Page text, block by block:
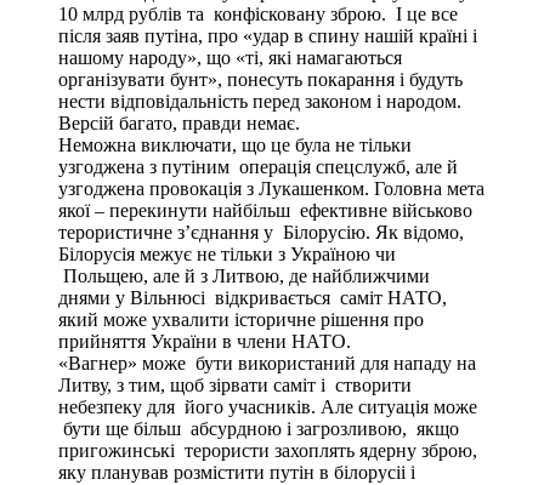
10 млрд рублів та конфісковану зброю. І це все
після заяв путіна, про «удар в спину нашій країні і
нашому народу», що «ті, які намагаються
організувати бунт», понесуть покарання і будуть
нести відповідальність перед законом і народом.
Версій багато, правди немає.
Неможна виключати, що це була не тільки
узгоджена з путіним операція спецслужб, але й
узгоджена провокація з Лукашенком. Головна мета
якої – перекинути найбільш ефективне військово
терористичне з’єднання у Білорусію. Як відомо,
Білорусія межує не тільки з Україною чи
Польщею, але й з Литвою, де найближчими
днями у Вільнюсі відкривається саміт НАТО,
який може ухвалити історичне рішення про
прийняття України в члени НАТО.
«Вагнер» може бути використаний для нападу на
Литву, з тим, щоб зірвати саміт і створити
небезпеку для його учасників. Але ситуація може
бути ще більш абсурдною і загрозливою, якщо
пригожинські терористи захоплять ядерну зброю,
яку планував розмістити путін в білорусіі і